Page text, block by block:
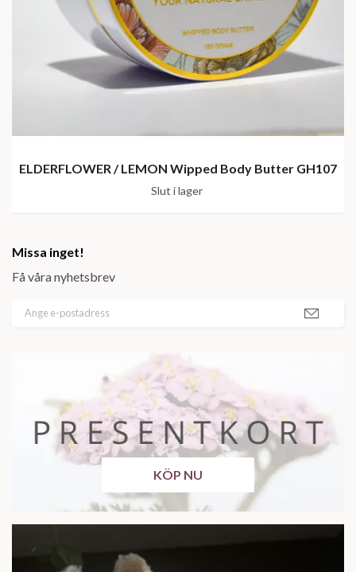
Missa inget!
Få våra nyhetsbrev
KÖP NU
ELDERFLOWER / LEMON Wipped Body Butter GH107
Slut i lager